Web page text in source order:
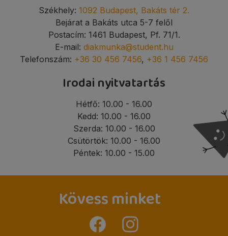
Székhely: 1092 Budapest, Bakáts tér 2.
Bejárat a Bakáts utca 5-7 felől
Postacím: 1461 Budapest, Pf. 71/1.
E-mail: diakmunka@student.hu
Telefonszám: +36 30 456 7456, +36 1 456 7456
Irodai nyitvatartás
Hétfő: 10.00 - 16.00
Kedd: 10.00 - 16.00
Szerda: 10.00 - 16.00
Csütörtök: 10.00 - 16.00
Péntek: 10.00 - 15.00
Kövess minket